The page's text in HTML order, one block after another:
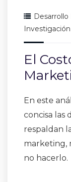
El
En este
concisa las
respaldan
marketing,
no hacerlo.